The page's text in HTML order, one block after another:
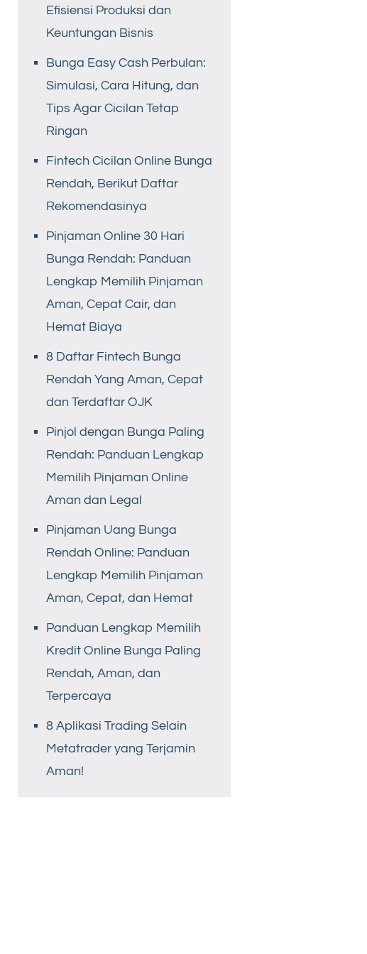
Efisiensi Produksi dan
Keuntungan Bisnis
Bunga Easy Cash Perbulan:
Simulasi, Cara Hitung, dan
Tips Agar Cicilan Tetap
Ringan
Fintech Cicilan Online Bunga
Rendah, Berikut Daftar
Rekomendasinya
Pinjaman Online 30 Hari
Bunga Rendah: Panduan
Lengkap Memilih Pinjaman
Aman, Cepat Cair, dan
Hemat Biaya
8 Daftar Fintech Bunga
Rendah Yang Aman, Cepat
dan Terdaftar OJK
Pinjol dengan Bunga Paling
Rendah: Panduan Lengkap
Memilih Pinjaman Online
Aman dan Legal
Pinjaman Uang Bunga
Rendah Online: Panduan
Lengkap Memilih Pinjaman
Aman, Cepat, dan Hemat
Panduan Lengkap Memilih
Kredit Online Bunga Paling
Rendah, Aman, dan
Terpercaya
8 Aplikasi Trading Selain
Metatrader yang Terjamin
Aman!